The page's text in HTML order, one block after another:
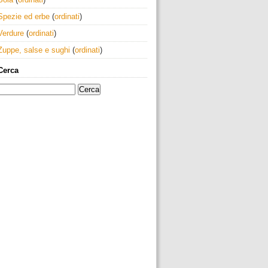
ed erbe (ordinati)
(ordinati)
salse e sughi (ordinati)